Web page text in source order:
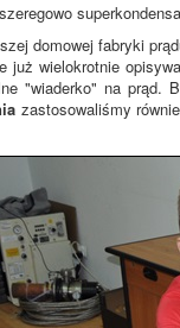
domowej fabryki
już wielokrotnie
"wiaderko" na prąd.
zastosowaliśmy